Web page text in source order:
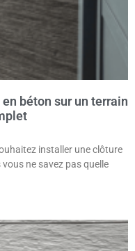
béton sur un terrain
installer une clôture
ne savez pas quelle